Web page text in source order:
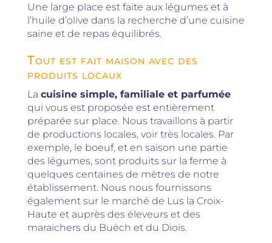
Une large place est faite aux légumes et à
l’huile d’olive dans la recherche d’une cuisine
saine et de repas équilibrés.
Tout est fait maison avec des
produits locaux
La cuisine simple, familiale et parfumée
qui vous est proposée est entièrement
préparée sur place. Nous travaillons à partir
de productions locales, voir très locales. Par
exemple, le boeuf, et en saison une partie
des légumes, sont produits sur la ferme à
quelques centaines de mètres de notre
établissement. Nous nous fournissons
également sur le marché de Lus la Croix-
Haute et auprès des éleveurs et des
maraichers du Buëch et du Diois.